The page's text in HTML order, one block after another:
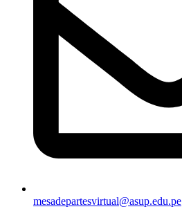
mesadepartesvirtual@asup.edu.pe